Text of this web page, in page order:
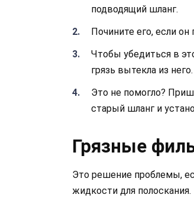
подводящий шланг.
Почините его, если
Чтобы убедиться в
грязь вытекла из него.
Это не помогло?
старый шланг и
Грязные
Это решение проблемы,
жидкости для полоскания.